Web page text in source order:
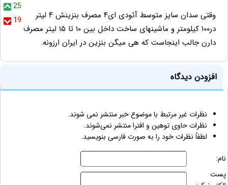
25
19
وقتی سدان سایز متوسط آئودی ای۴ مصرف بنزینش ۴ لیتر
در۱۰۰ کیلومتر و ماشینهای ساخت داخل بین ۱۰ تا ۱۵ لیتر مصرف
دارن جالب اینجاست که هی میگن بنزین در ایران ارزونه.
افزودن دیدگاه
نظرات غیر مرتبط با موضوع خبر منتشر نمی شوند.
نظرات حاوی توهین و افترا منتشر نمی‌شوند.
لطفاً نظرات خود را به صورت فارسی بنویسید.
نام:
پست